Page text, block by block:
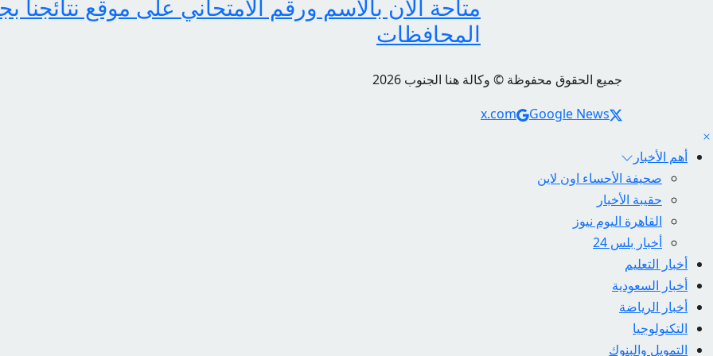
متاحة الآن بالاسم ورقم الامتحاني على موقع نتائجنا
المحافظات
جميع الحقوق محفوظة © وكالة هنا الجنوب 2026
Social Links
x.com Google News
أهم الأخبار
صحيفة الأحساء اون لاين
حقيبة الأخبار
القاهرة اليوم نيوز
أخبار بلس 24
أخبار التعليم
أخبار السعودية
أخبار الرياضة
التكنولوجيا
التمويل والبنوك